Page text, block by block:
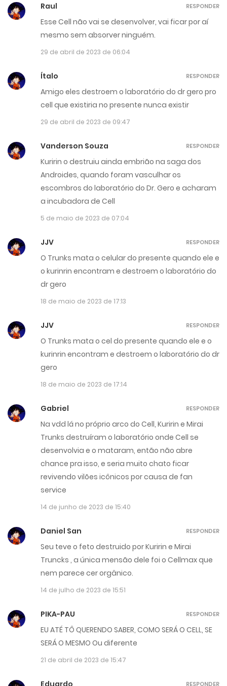
Raul
Esse Cell não vai se desenvolver, vai ficar por aí
mesmo sem absorver ninguém.
29 de abril de 2023 de 06:04
RESPONDER
Ítalo
Amigo eles destroem o laboratório do dr gero pro
cell que existiria no presente nunca existir
29 de abril de 2023 de 09:47
RESPONDER
Vanderson Souza
Kuririn o destruiu ainda embrião na saga dos
Androides, quando foram vasculhar os
escombros do laboratório do Dr. Gero e acharam
a incubadora de Cell
5 de maio de 2023 de 07:04
RESPONDER
JJV
O Trunks mata o celular do presente quando ele e
o kurinrin encontram e destroem o laboratório do
dr gero
18 de maio de 2023 de 17:13
RESPONDER
JJV
O Trunks mata o cel do presente quando ele e o
kurinrin encontram e destroem o laboratório do dr
gero
18 de maio de 2023 de 17:14
RESPONDER
Gabriel
Na vdd lá no próprio arco do Cell, Kuririn e Mirai
Trunks destruíram o laboratório onde Cell se
desenvolvia e o mataram, então não abre
chance pra isso, e seria muito chato ficar
revivendo vilões icônicos por causa de fan
service
14 de junho de 2023 de 15:40
RESPONDER
Daniel San
Seu teve o feto destruido por Kuririn e Mirai
Truncks , a única mensão dele foi o Cellmax que
nem parece cer orgânico.
14 de julho de 2023 de 15:51
RESPONDER
PIKA-PAU
EU ATÉ TÔ QUERENDO SABER, COMO SERÁ O CELL, SE
SERÁ O MESMO Ou diferente
21 de abril de 2023 de 15:47
RESPONDER
Eduardo RESPONDER